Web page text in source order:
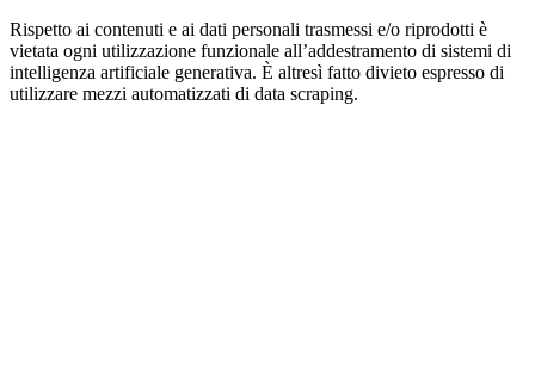
Rispetto ai contenuti e ai dati personali trasmessi e/o riprodotti è
vietata ogni utilizzazione funzionale all’addestramento di sistemi di
intelligenza artificiale generativa. È altresì fatto divieto espresso di
utilizzare mezzi automatizzati di data scraping.